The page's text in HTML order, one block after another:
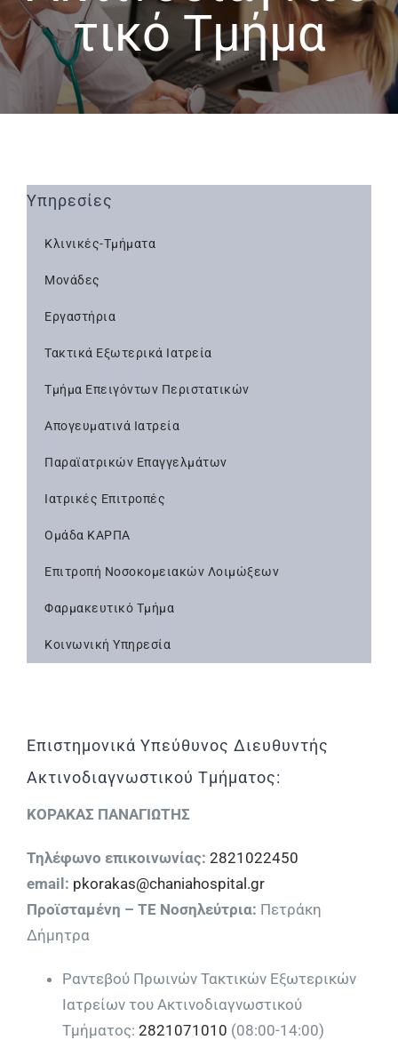
τικό Τμήμα
Υπηρεσίες
Κλινικές-Τμήματα
Μονάδες
Εργαστήρια
Τακτικά Εξωτερικά Ιατρεία
Τμήμα Επειγόντων Περιστατικών
Απογευματινά Ιατρεία
Παραϊατρικών Επαγγελμάτων
Ιατρικές Επιτροπές
Ομάδα ΚΑΡΠΑ
Επιτροπή Νοσοκομειακών Λοιμώξεων
Φαρμακευτικό Τμήμα
Κοινωνική Υπηρεσία
Επιστημονικά Υπεύθυνος Διευθυντής
Ακτινοδιαγνωστικού Τμήματος:
ΚΟΡΑΚΑΣ ΠΑΝΑΓΙΩΤΗΣ
Τηλέφωνο επικοινωνίας: 2821022450
email: pkorakas@chaniahospital.gr
Προϊσταμένη – ΤΕ Νοσηλεύτρια: Πετράκη
Δήμητρα
Ραντεβού Πρωινών Τακτικών Εξωτερικών
Ιατρείων του Ακτινοδιαγνωστικού
Τμήματος: 2821071010 (08:00-14:00)